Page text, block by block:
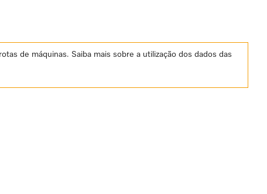
de máquinas. Saiba mais sobre a utilização dos dados das